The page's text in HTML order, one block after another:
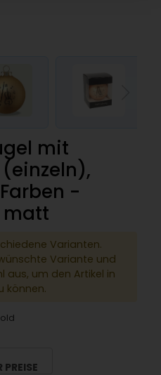
mit
-
matt
Varianten.
Variante und
aus, um den Artikel in
können.